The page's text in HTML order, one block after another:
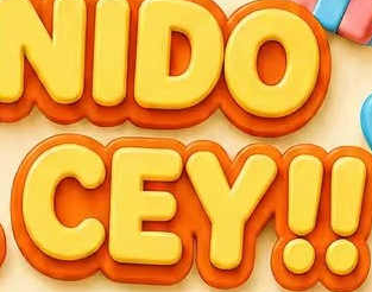
ARTÍCULOS